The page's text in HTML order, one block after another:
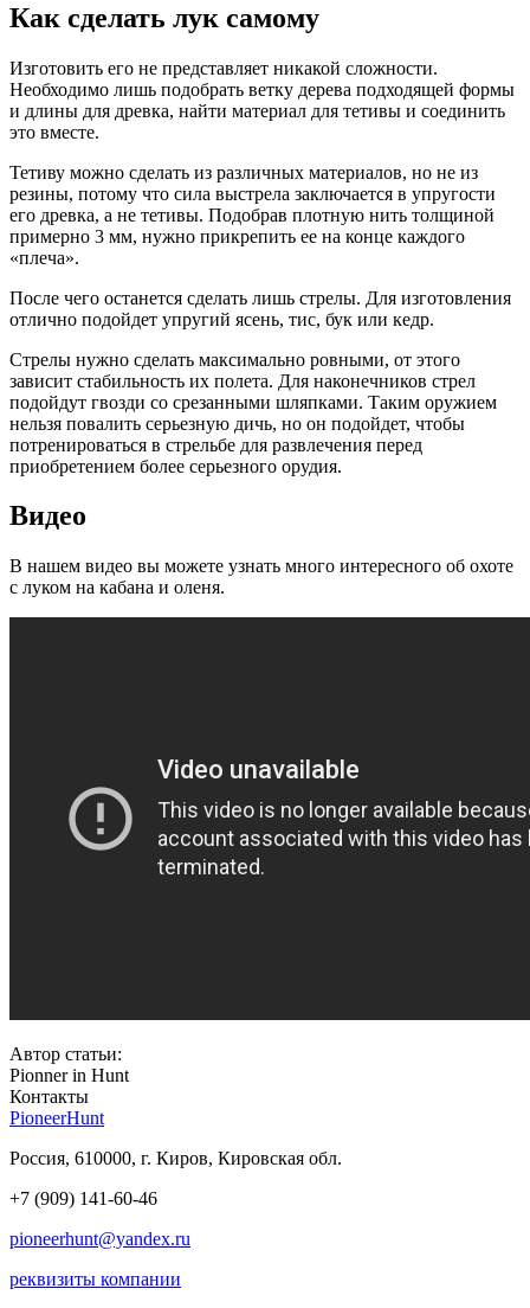
Как сделать лук самому
Изготовить его не представляет никакой сложности.
Необходимо лишь подобрать ветку дерева подходящей формы
и длины для древка, найти материал для тетивы и соединить
это вместе.
Тетиву можно сделать из различных материалов, но не из
резины, потому что сила выстрела заключается в упругости
его древка, а не тетивы. Подобрав плотную нить толщиной
примерно 3 мм, нужно прикрепить ее на конце каждого
«плеча».
После чего останется сделать лишь стрелы. Для изготовления
отлично подойдет упругий ясень, тис, бук или кедр.
Стрелы нужно сделать максимально ровными, от этого
зависит стабильность их полета. Для наконечников стрел
подойдут гвозди со срезанными шляпками. Таким оружием
нельзя повалить серьезную дичь, но он подойдет, чтобы
потренироваться в стрельбе для развлечения перед
приобретением более серьезного орудия.
Видео
В нашем видео вы можете узнать много интересного об охоте
с луком на кабана и оленя.
Автор статьи:
Pionner in Hunt
Контакты
PioneerHunt
Россия, 610000, г. Киров, Кировская обл.
+7 (909) 141-60-46
pioneerhunt@yandex.ru
реквизиты компании